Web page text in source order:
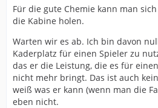
Für die gute Chemie kann man
die Kabine holen.
Warten wir es ab. Ich bin davon
Kaderplatz für einen Spieler zu
das er die Leistung, die es für
nicht mehr bringt. Das ist auch
weiß was er kann (wenn man die
eben nicht.